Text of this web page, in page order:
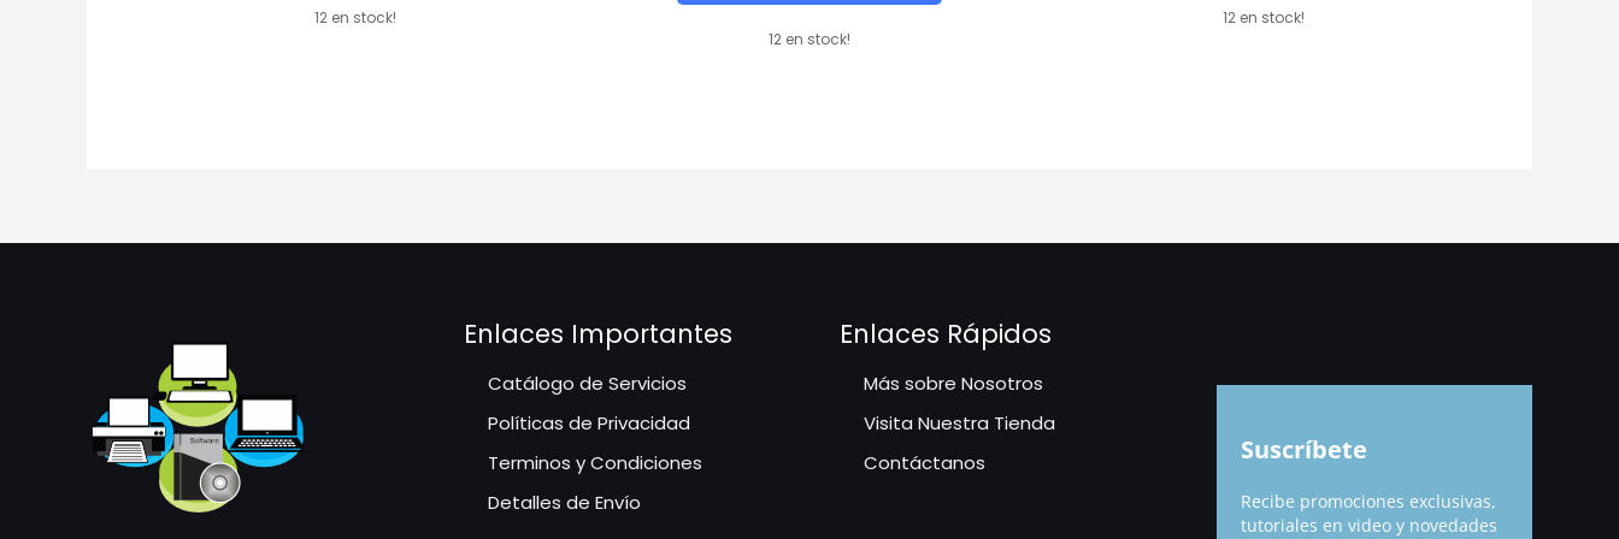
12 en stock!
S/45.00.S/40.00.
12 en stock!
12 en stock!
Enlaces Importantes
Catálogo de Servicios
Políticas de Privacidad
Terminos y Condiciones
Detalles de Envío
Enlaces Rápidos
Más sobre Nosotros
Visita Nuestra Tienda
Contáctanos
Suscríbete
Recibe promociones exclusivas,
tutoriales en video y novedades